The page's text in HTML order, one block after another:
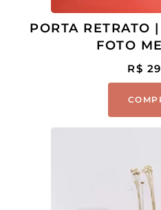
PORTA RETRATO
FOTO
R$